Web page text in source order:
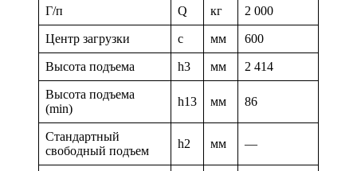
Г/п Q кг 2 000
Центр загрузки c мм 600
Высота подъема h3 мм 2 414
Высота подъема
(min)
h13 мм 86
Стандартный
свободный подъем
h2 мм —